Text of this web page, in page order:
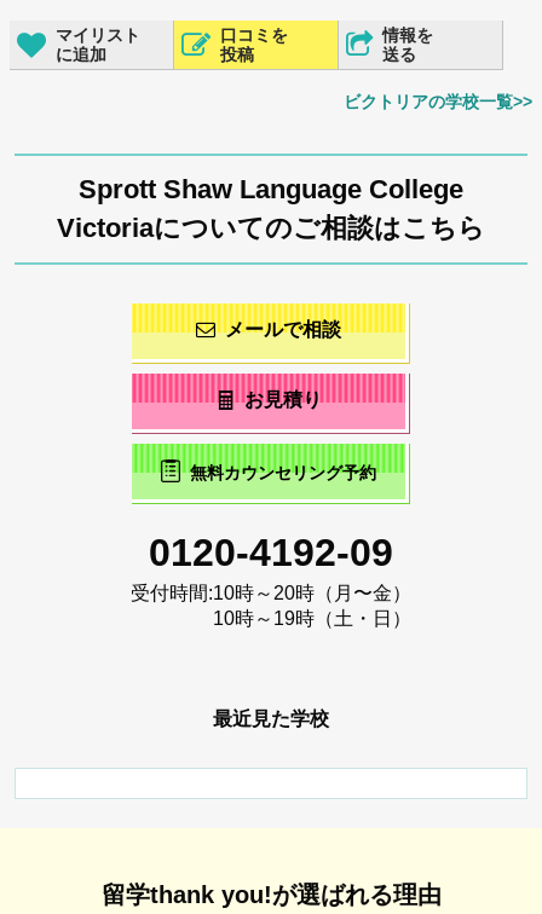
マイリスト
に追加
口コミを
投稿
情報を
送る
ビクトリアの学校一覧>>
Sprott Shaw Language College
Victoriaについてのご相談はこちら
メールで相談
お見積り
無料カウンセリング予約
0120-4192-09
受付時間:10時～20時（月〜金）
10時～19時（土・日）
最近見た学校
留学thank you!が選ばれる理由